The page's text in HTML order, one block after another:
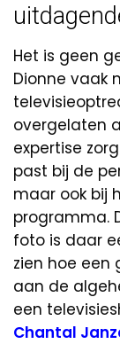
Het is geen
Dionne vaak
overgelaten
expertise
past bij de
maar ook bij
programma.
foto is daar
zien hoe een
aan de
een
Chantal